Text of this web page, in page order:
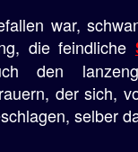
war,
die feindliche
den
der sich,
selber